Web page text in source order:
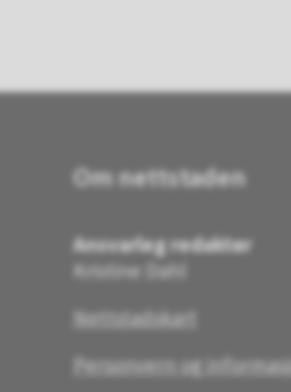
Om nettstaden
Ansvarleg redaktør
Kristine Dahl
Nettstadskart
Personvern og